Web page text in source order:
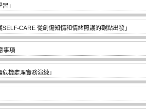
」
CARE 從創傷知情和情緒照護的觀點出發」
事項
機處理實務演練」